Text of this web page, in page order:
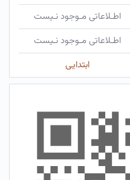
اطـلاعاتی مـوجود نـیست
اطـلاعاتی مـوجود نـیست
ابتدایی